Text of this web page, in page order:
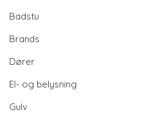
Badstu
Brands
Dører
El- og belysning
Gulv